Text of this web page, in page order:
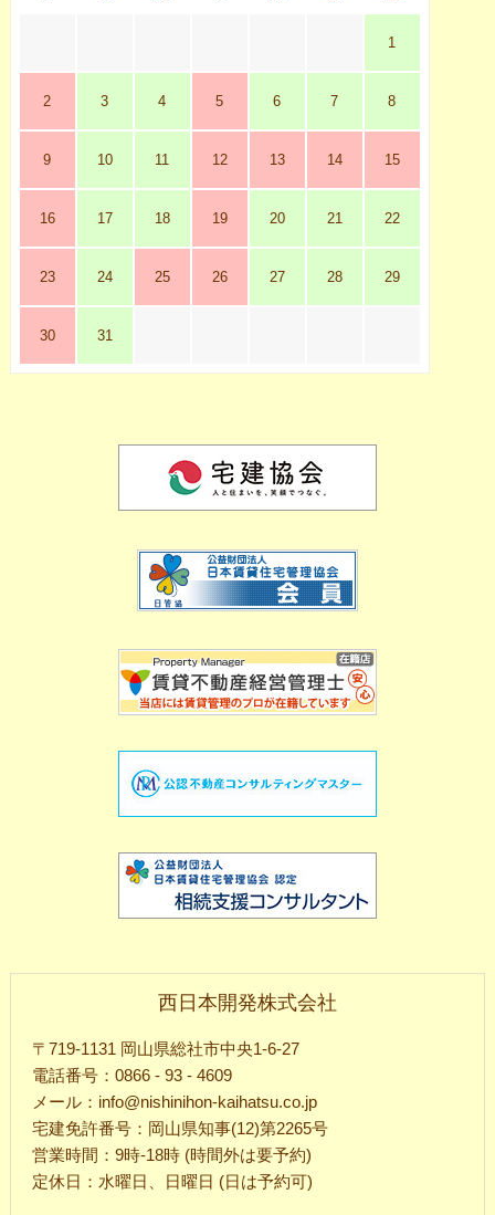
1
2 3 4 5 6 7 8
9 10 11 12 13 14 15
16 17 18 19 20 21 22
23 24 25 26 27 28 29
30 31
西日本開発株式会社
〒719-1131 岡山県総社市中央1-6-27
電話番号：0866 - 93 - 4609
メール：info@nishinihon-kaihatsu.co.jp
宅建免許番号：岡山県知事(12)第2265号
営業時間：9時-18時 (時間外は要予約)
定休日：水曜日、日曜日 (日は予約可)